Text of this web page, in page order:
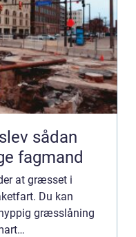
fagmand
at græsset i
Du kan
græsslåning